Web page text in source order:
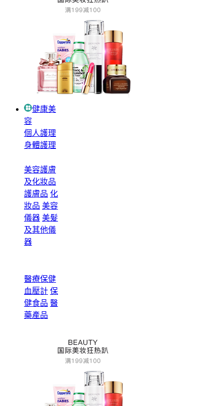
健康美
容
個人護理
身體護理
美容護膚
及化妝品
護膚品 化
妝品 美容
儀器 美髮
及其他儀
器
醫療保健
血壓計 保
健食品 醫
藥產品